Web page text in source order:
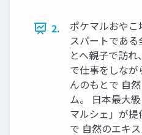
2.
ポケマルおや
スパートであ
とへ親⼦で訪
で仕事をしな
んのもとで ⾃
ム。 ⽇本最⼤
マルシェ」が提
で ⾃然のエキ